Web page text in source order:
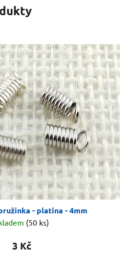
- platina - 4mm
(50 ks)
3 Kč